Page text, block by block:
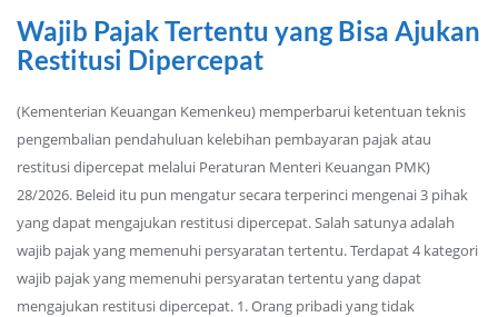
Wajib Pajak Tertentu yang Bisa Ajukan
Restitusi Dipercepat
(Kementerian Keuangan Kemenkeu) memperbarui ketentuan teknis
pengembalian pendahuluan kelebihan pembayaran pajak atau
restitusi dipercepat melalui Peraturan Menteri Keuangan PMK)
28/2026. Beleid itu pun mengatur secara terperinci mengenai 3 pihak
yang dapat mengajukan restitusi dipercepat. Salah satunya adalah
wajib pajak yang memenuhi persyaratan tertentu. Terdapat 4 kategori
wajib pajak yang memenuhi persyaratan tertentu yang dapat
mengajukan restitusi dipercepat. 1. Orang pribadi yang tidak